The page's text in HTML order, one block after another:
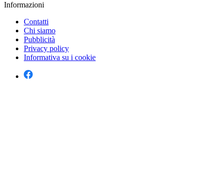
Informazioni
Contatti
Chi siamo
Pubblicità
Privacy policy
Informativa su i cookie